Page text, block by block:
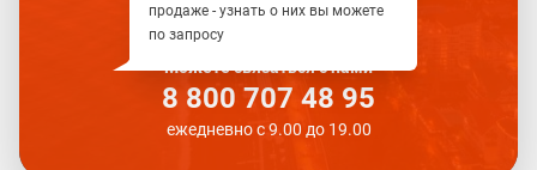
Можете связаться с нами
8 800 707 48 95
ежедневно с 9.00 до 19.00
продаже - узнать о них вы можете
по запросу